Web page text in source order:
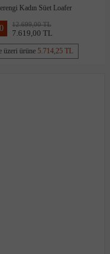
Kadın Süet Loafer
12.699,00 TL
7.619,00 TL
üzeri ürüne 5.714,25 TL